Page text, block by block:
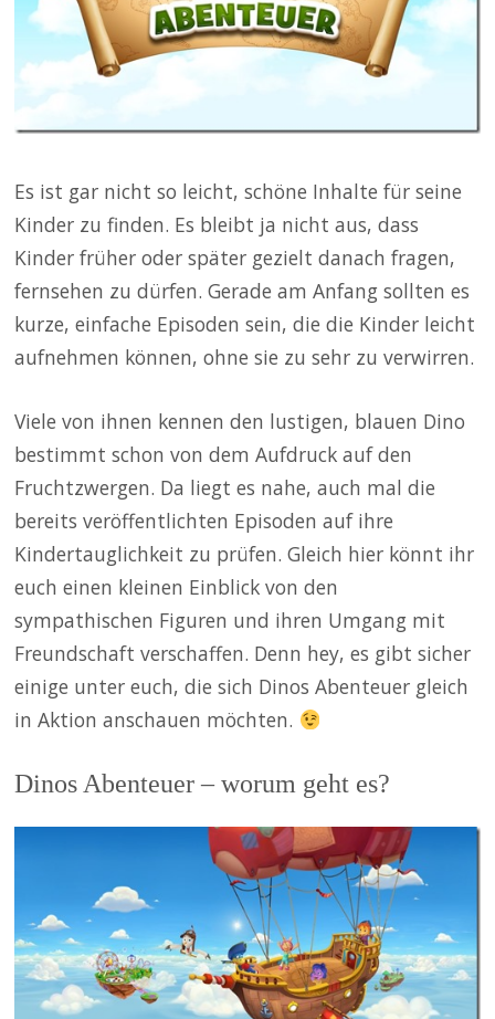
Es ist gar nicht so leicht, schöne Inhalte für seine
Kinder zu finden. Es bleibt ja nicht aus, dass
Kinder früher oder später gezielt danach fragen,
fernsehen zu dürfen. Gerade am Anfang sollten es
kurze, einfache Episoden sein, die die Kinder leicht
aufnehmen können, ohne sie zu sehr zu verwirren.
Viele von ihnen kennen den lustigen, blauen Dino
bestimmt schon von dem Aufdruck auf den
Fruchtzwergen. Da liegt es nahe, auch mal die
bereits veröffentlichten Episoden auf ihre
Kindertauglichkeit zu prüfen. Gleich hier könnt ihr
euch einen kleinen Einblick von den
sympathischen Figuren und ihren Umgang mit
Freundschaft verschaffen. Denn hey, es gibt sicher
einige unter euch, die sich Dinos Abenteuer gleich
in Aktion anschauen möchten.
Dinos Abenteuer – worum geht es?